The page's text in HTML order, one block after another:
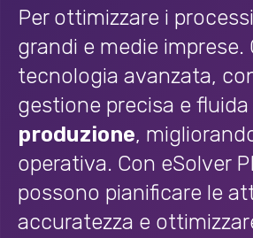
Per ottimizzare i
grandi e medie imprese.
tecnologia avanzata,
gestione precisa e fluida
produzione,
operativa. Con eSolver
possono pianificare le
accuratezza e